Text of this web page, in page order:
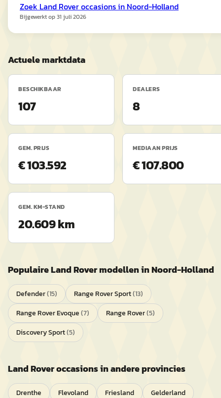
Zoek Land Roveroccasions in Noord-Holland
Bijgewerkt op31 juli 2026
Actuele marktdata
BESCHIKBAAR
107
DEALERS
8
GEM. PRIJS
€ 103.592
MEDIAAN PRIJS
€ 107.800
GEM. KM-STAND
20.609 km
PopulaireLand Rovermodellen inNoord-Holland
Defender(15) Range Rover Sport(13)
Range Rover Evoque(7) Range Rover(5)
Discovery Sport(5)
Land Roveroccasions in andere provincies
Drenthe Flevoland Friesland
Gelderland